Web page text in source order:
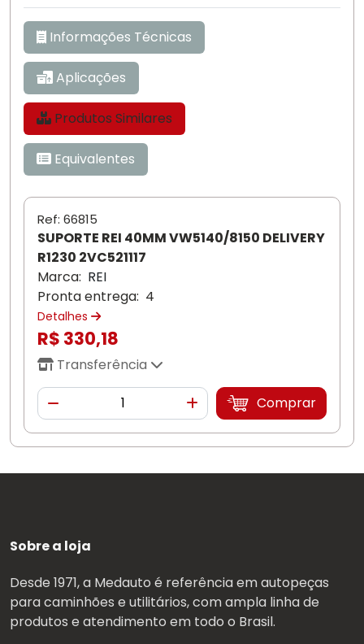
Informações Técnicas
Aplicações
Produtos Similares
Equivalentes
Ref: 66815
SUPORTE REI 40MM VW5140/8150 DELIVERY
R1230 2VC521117
Marca: REI
Pronta entrega: 4
Detalhes
R$ 330,18
Transferência
Diminuir Quantidade
Quantidade
Adicionar Quantidade
Comprar
Sobre a loja
Desde 1971, a Medauto é referência em autopeças
para caminhões e utilitários, com ampla linha de
produtos e atendimento em todo o Brasil.